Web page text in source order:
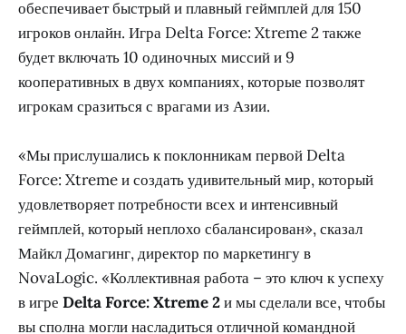
обеспечивает быстрый и плавный геймплей для 150
игроков онлайн. Игра Delta Force: Xtreme 2 также
будет включать 10 одиночных миссий и 9
кооперативных в двух компаниях, которые позволят
игрокам сразиться с врагами из Азии.
«Мы прислушались к поклонникам первой Delta
Force: Xtreme и создать удивительный мир, который
удовлетворяет потребности всех и интенсивный
геймплей, который неплохо сбалансирован», сказал
Майкл Домагинг, директор по маркетингу в
NovaLogic. «Коллективная работа – это ключ к успеху
в игре Delta Force: Xtreme 2и мы сделали все, чтобы
вы сполна могли насладиться отличной командной